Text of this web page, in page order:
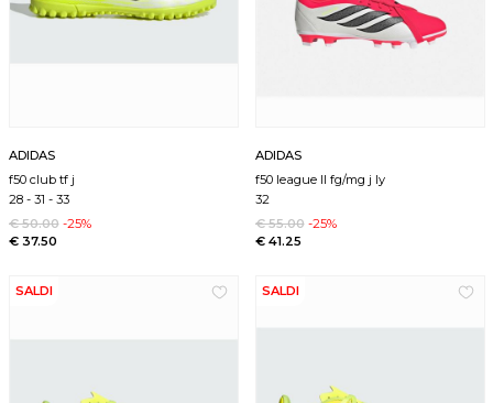
ADIDAS
f50 club tf j
28 -31 -33
€ 50.00 -25%
€ 37.50
ADIDAS
f50 league ll fg/mg j ly
32
€ 55.00 -25%
€ 41.25
SALDI SALDI